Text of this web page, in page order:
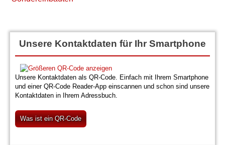
Unsere Kontaktdaten für Ihr Smartphone
Unsere Kontaktdaten als QR-Code. Einfach mit Ihrem Smartphone
und einer QR-Code Reader-App einscannen und schon sind unsere
Kontaktdaten in Ihrem Adressbuch.
Was ist ein QR-Code